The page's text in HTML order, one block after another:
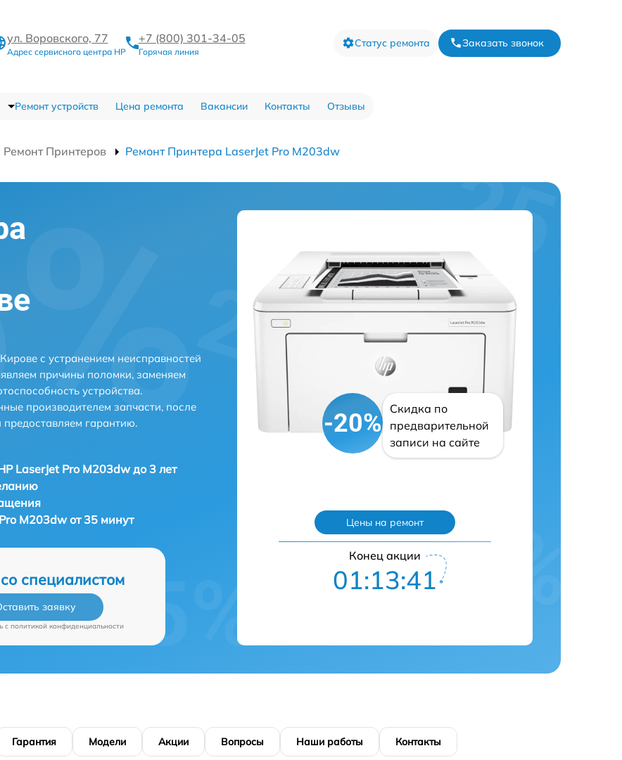
ул. Воровского, 77
Адрес сервисного центра HP
+7 (800) 301-34-05
Горячая линия
Статус ремонта Заказать звонок
Ремонт устройств Цена ремонта Вакансии Контакты Отзывы
Ремонт Принтеров Ремонт Принтера LaserJet Pro M203dw
с устранением неисправностей
причины поломки, заменяем
устройства.
производителем запчасти, после
гарантию.
LaserJet Pro M203dw до 3 лет
M203dw от 35 минут
специалистом
заявку
c политикой конфиденциальности
-20%
Скидка по
предварительной
записи на сайте
Цены на ремонт
Конец акции
01:13:40
Гарантия Модели Акции Вопросы Наши работы Контакты